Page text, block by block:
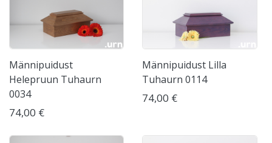
Männipuidust
Helepruun Tuhaurn
0034
74,00 €
Männipuidust Lilla
Tuhaurn 0114
74,00 €